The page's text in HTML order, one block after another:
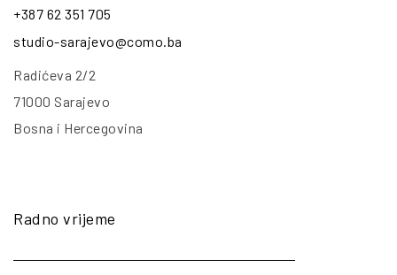
+387 62 351 705
studio-sarajevo@como.ba
Radićeva 2/2
71000 Sarajevo
Bosna i Hercegovina
Radno vrijeme